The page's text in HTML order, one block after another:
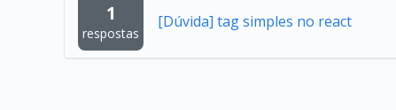
1
respostas
[Dúvida] tag simples no react